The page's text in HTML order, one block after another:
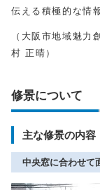
伝える積極的な情
（大阪市地域魅
村 正晴）
修景について
主な修景の内容
中央窓に合わせて